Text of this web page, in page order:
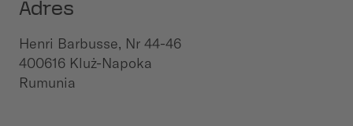
Adres
Henri Barbusse, Nr 44-46
400616 Kluż-Napoka
Rumunia